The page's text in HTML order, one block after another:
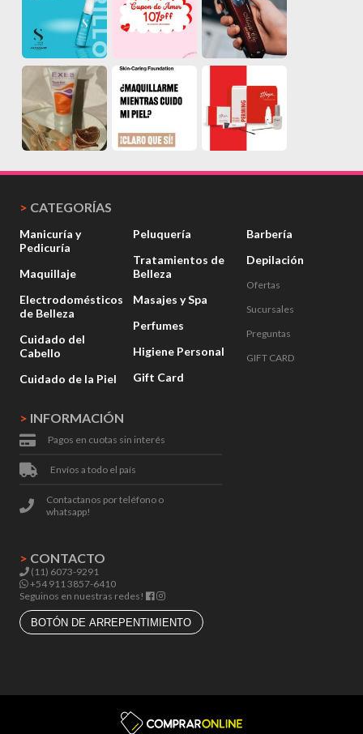
> INFORMACIÓN
Pagos en cuotas sin interés
Envíos a todo el país
Contactanos por teléfono o
whatsapp!
> CATEGORÍAS
Manicuría y
Pedicuría
Maquillaje
Electrodomésticos
de Belleza
Cuidado del
Cabello
Cuidado de la Piel
Peluquería
Tratamientos de
Belleza
Masajes y Spa
Perfumes
Higiene Personal
Gift Card
Barbería
Depilación
Ofertas
Sucursales
Preguntas
GIFT CARD
> CONTACTO
(11) 6073-9291
+54 911 3857-6410
Seguinos en nuestras redes!
BOTÓN DE ARREPENTIMIENTO